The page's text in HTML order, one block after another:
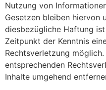
Nutzung von
Gesetzen bleiben hiervon
diesbezügliche Haftung
Zeitpunkt der Kenntnis
Rechtsverletzung
entsprechenden
Inhalte umgehend